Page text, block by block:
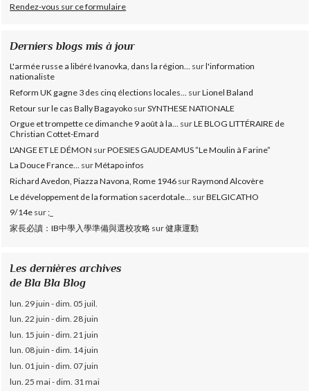
Rendez-vous sur ce formulaire
Derniers blogs mis à jour
L'armée russe a libéré Ivanovka, dans la région... surl'information
nationaliste
Reform UK gagne 3 des cinq élections locales...
surLionel Baland
Retour sur le cas Bally Bagayoko surSYNTHESE NATIONALE
Orgue et trompette ce dimanche 9 août à la... surLE BLOG LITTÉRAIRE de
Christian Cottet-Emard
L'ANGE ET LE DÉMON surPOESIES GAUDEAMUS ”Le Moulin à Farine”
La Douce France... surMétapo infos
Richard Avedon, Piazza Navona, Rome 1946 surRaymond Alcovère
Le développement de la formation sacerdotale...
surBELGICATHO
9/14e sur;_
家長必讀：IB中學入學準備與選校攻略 sur健康運動
Les dernières archives
de Bla Bla Blog
lun. 29 juin - dim. 05 juil.
lun. 22 juin - dim. 28 juin
lun. 15 juin - dim. 21 juin
lun. 08 juin - dim. 14 juin
lun. 01 juin - dim. 07 juin
lun. 25 mai - dim. 31 mai